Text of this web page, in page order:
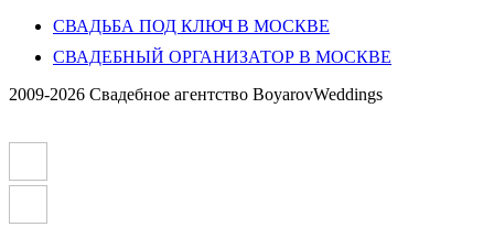
СВАДЬБА ПОД КЛЮЧ В МОСКВЕ
СВАДЕБНЫЙ ОРГАНИЗАТОР В МОСКВЕ
2009-2026 Свадебное агентство BoyarovWeddings